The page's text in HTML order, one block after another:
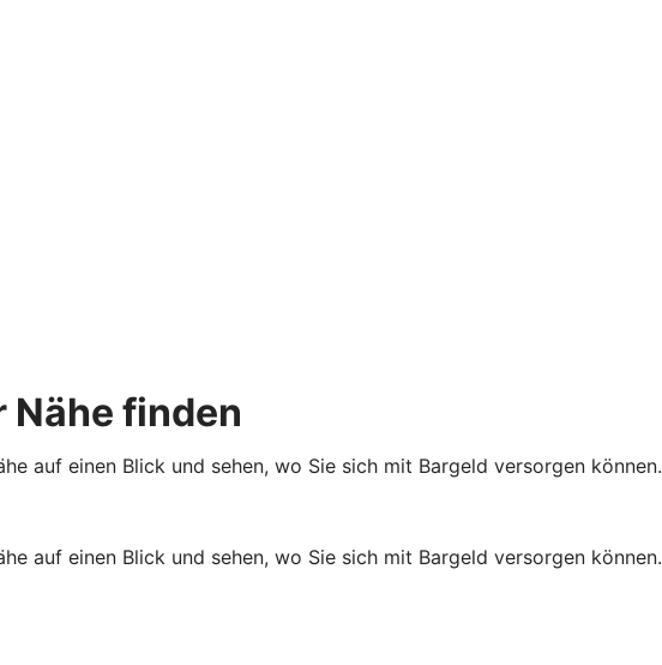
Nähe finden
auf einen Blick und sehen, wo Sie sich mit Bargeld versorgen können.
auf einen Blick und sehen, wo Sie sich mit Bargeld versorgen können.